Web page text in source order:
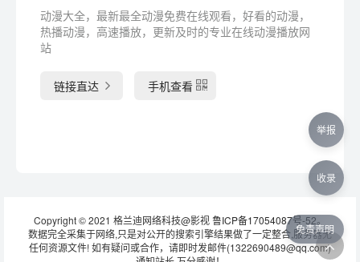
动漫大全，最新最全动漫免费在线观看，好看的动漫，
热播动漫，高速播放，更新及时的专业在线动漫播放网
站
链接直达 手机查看
Copyright © 2021 格兰迪网络科技@影视鲁ICP备17054087号-52。
数据完全采集于网络,只是对公开的搜索引擎结果做了一定整合,服务器无
任何资源文件! 如有疑问或合作，请即时发邮件(1322690489@qq.com)
免责声明
举报
收录